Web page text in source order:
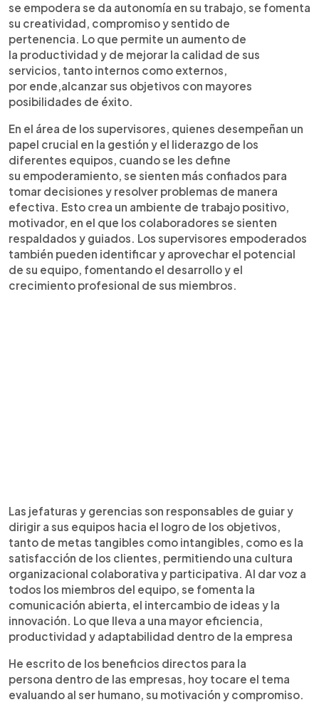
se empodera se da autonomía en su trabajo, se fomenta
su creatividad, compromiso y sentido de
pertenencia. Lo que permite un aumento de
la productividad y de mejorar la calidad de sus
servicios, tanto internos como externos,
por ende,alcanzar sus objetivos con mayores
posibilidades de éxito.
En el área de los supervisores, quienes desempeñan un
papel crucial en la gestión y el liderazgo de los
diferentes equipos, cuando se les define
su empoderamiento, se sienten más confiados para
tomar decisiones y resolver problemas de manera
efectiva. Esto crea un ambiente de trabajo positivo,
motivador, en el que los colaboradores se sienten
respaldados y guiados. Los supervisores empoderados
también pueden identificar y aprovechar el potencial
de su equipo, fomentando el desarrollo y el
crecimiento profesional de sus miembros.
Las jefaturas y gerencias son responsables de guiar y
dirigir a sus equipos hacia el logro de los objetivos,
tanto de metas tangibles como intangibles, como es la
satisfacción de los clientes, permitiendo una cultura
organizacional colaborativa y participativa. Al dar voz a
todos los miembros del equipo, se fomenta la
comunicación abierta, el intercambio de ideas y la
innovación. Lo que lleva a una mayor eficiencia,
productividad y adaptabilidad dentro de la empresa
He escrito de los beneficios directos para la
persona dentro de las empresas, hoy tocare el tema
evaluando al ser humano, su motivación y compromiso.